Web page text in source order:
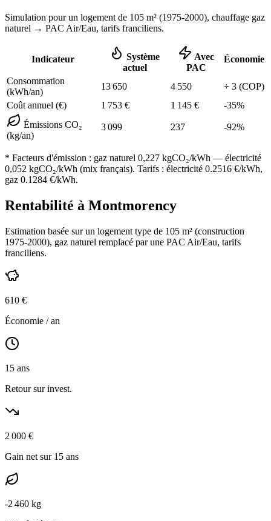
Simulation pour un logement de 105 m² (1975-2000), chauffage gaz
naturel → PAC Air/Eau, tarifs franciliens.
Indicateur
Système
actuel
Avec
PAC
Économie
Consommation
(kWh/an)
13 650 4 550 ÷ 3 (COP)
Coût annuel (€)
1 753 € 1 145 € -35%
Émissions CO₂
(kg/an)
3 099 237 -92%
* Facteurs d'émission : gaz naturel 0,227 kgCO₂/kWh — électricité
0,052 kgCO₂/kWh (mix français). Tarifs : électricité 0.2516 €/kWh,
gaz 0.1284 €/kWh.
Rentabilité à Montmorency
Estimation basée sur un logement type de 105 m² (construction
1975-2000), gaz naturel remplacé par une PAC Air/Eau, tarifs
franciliens.
610 €
Économie / an
15 ans
Retour sur invest.
2 000 €
Gain net sur 15 ans
-2 460 kg